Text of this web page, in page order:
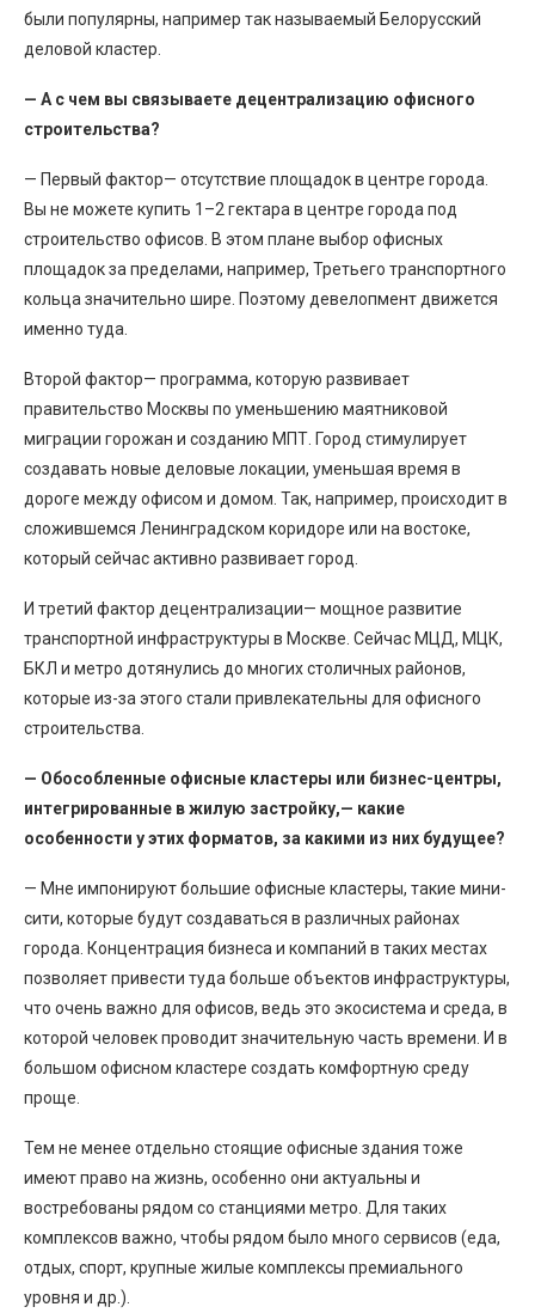
были популярны, например так называемый Белорусский
деловой кластер.
— А с чем вы связываете децентрализацию офисного
строительства?
— Первый фактор— отсутствие площадок в центре города.
Вы не можете купить 1–2 гектара в центре города под
строительство офисов. В этом плане выбор офисных
площадок за пределами, например, Третьего транспортного
кольца значительно шире. Поэтому девелопмент движется
именно туда.
Второй фактор— программа, которую развивает
правительство Москвы по уменьшению маятниковой
миграции горожан и созданию МПТ. Город стимулирует
создавать новые деловые локации, уменьшая время в
дороге между офисом и домом. Так, например, происходит в
сложившемся Ленинградском коридоре или на востоке,
который сейчас активно развивает город.
И третий фактор децентрализации— мощное развитие
транспортной инфраструктуры в Москве. Сейчас МЦД, МЦК,
БКЛ и метро дотянулись до многих столичных районов,
которые из-за этого стали привлекательны для офисного
строительства.
— Обособленные офисные кластеры или бизнес-центры,
интегрированные в жилую застройку,— какие
особенности у этих форматов, за какими из них будущее?
— Мне импонируют большие офисные кластеры, такие мини-
сити, которые будут создаваться в различных районах
города. Концентрация бизнеса и компаний в таких местах
позволяет привести туда больше объектов инфраструктуры,
что очень важно для офисов, ведь это экосистема и среда, в
которой человек проводит значительную часть времени. И в
большом офисном кластере создать комфортную среду
проще.
Тем не менее отдельно стоящие офисные здания тоже
имеют право на жизнь, особенно они актуальны и
востребованы рядом со станциями метро. Для таких
комплексов важно, чтобы рядом было много сервисов (еда,
отдых, спорт, крупные жилые комплексы премиального
уровня и др.).